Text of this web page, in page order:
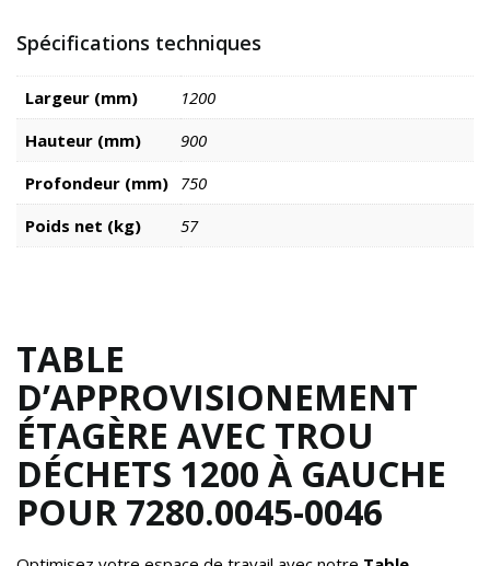
Spécifications techniques
Largeur (mm)
1200
Hauteur (mm)
900
Profondeur (mm) 750
Poids net (kg)
57
TABLE
D’APPROVISIONEMENT
ÉTAGÈRE AVEC TROU
DÉCHETS 1200 À GAUCHE
POUR 7280.0045-0046